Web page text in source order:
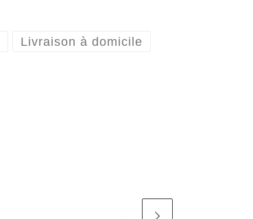
Livraison à domicile